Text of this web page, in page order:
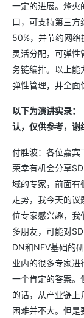
一定的进展。烽火
口，可支持第三方
50%，并节约网
灵活分配，可弹
务链编排。以上能
弹性管理，并全面
以下为演讲实录：
认，仅供参考，谢
付胜波：各位嘉宾
荣幸有机会分享
域的专家，前面有
走势，我今天的议
位专家感兴趣，我
多朋友，可能对
DN和NFV基础的
业内的很多专家进
一个肯定的答案。
的话，从产业链上
困难并不大。但